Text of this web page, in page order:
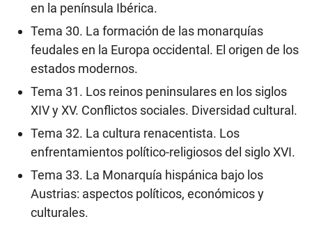
en la península Ibérica.
Tema 30. La formación de las monarquías
feudales en la Europa occidental. El origen de los
estados modernos.
Tema 31. Los reinos peninsulares en los siglos
XIV y XV. Conflictos sociales. Diversidad cultural.
Tema 32. La cultura renacentista. Los
enfrentamientos político-religiosos del siglo XVI.
Tema 33. La Monarquía hispánica bajo los
Austrias: aspectos políticos, económicos y
culturales.